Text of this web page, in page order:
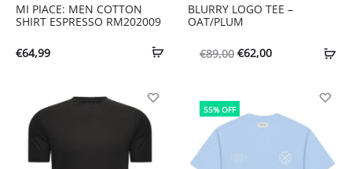
MI PIACE: MEN COTTON
SHIRT ESPRESSO RM202009
€64,99
BLURRY LOGO TEE –
OAT/PLUM
€89,00 Oorspronkelijke
was:
€89,00.
€62,00Huidige
€62,00.
55% OFF